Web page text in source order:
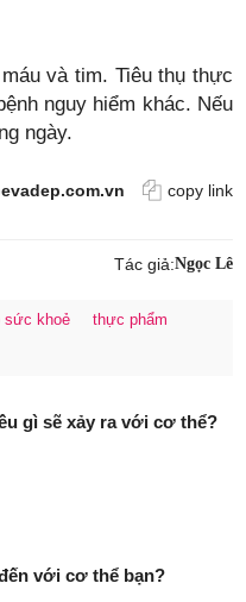
và tim. Tiêu thụ thực
nguy hiểm khác. Nếu
ngày.
copy link
Tác giả:Ngọc Lê
sức khoẻ
thực phẩm
gì sẽ xảy ra với cơ thể?
với cơ thể bạn?